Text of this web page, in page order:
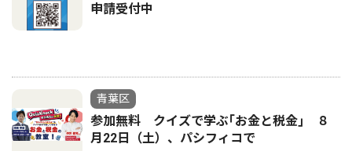
申請受付中
青葉区
参加無料 クイズで学ぶ｢お金と税金｣ ８
月22日（土）、パシフィコで